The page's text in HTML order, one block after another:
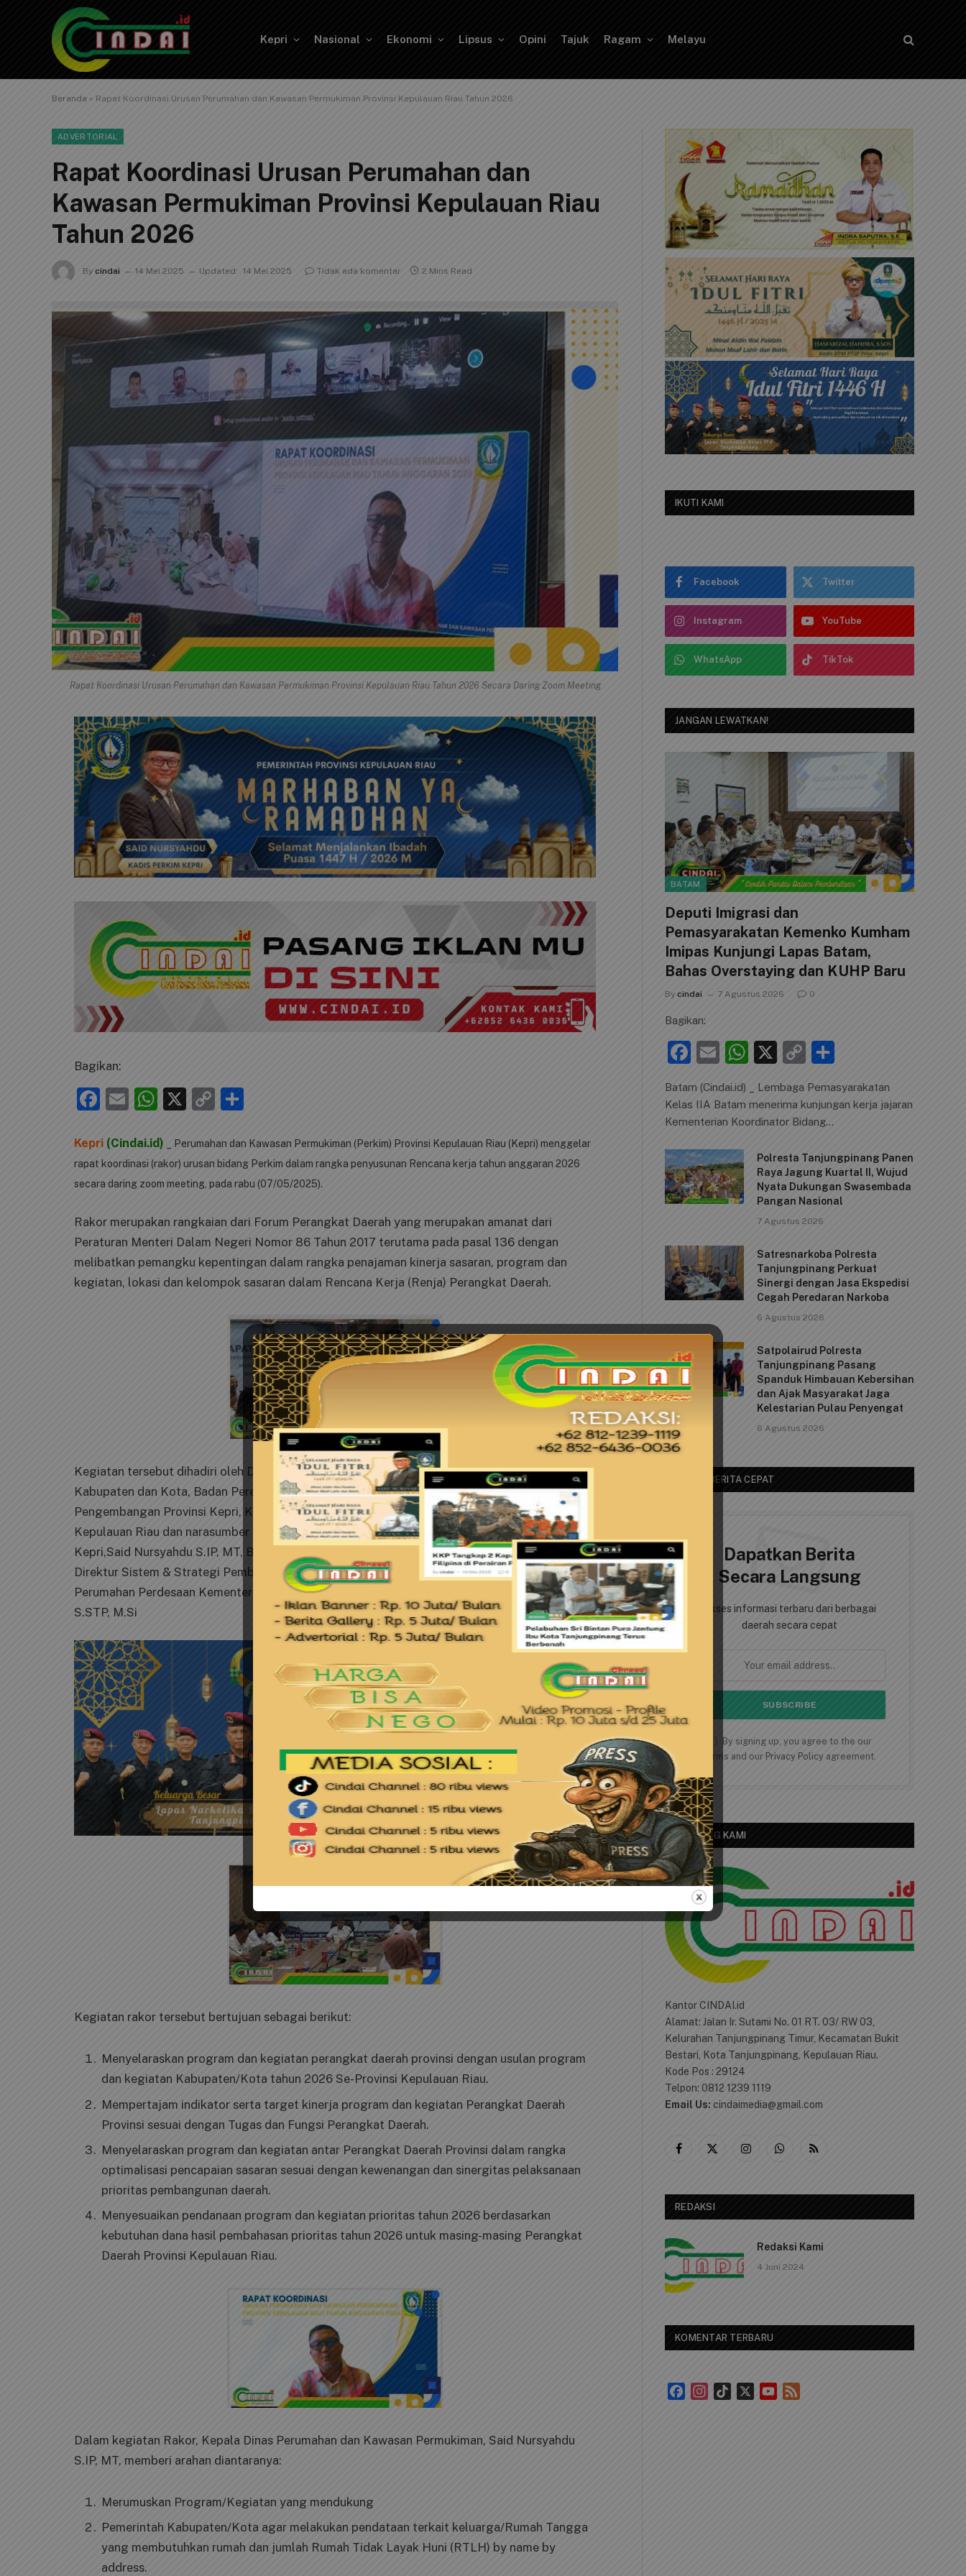
Kepri Nasional Ekonomi Lipsus Opini Tajuk Ragam Melayu
Beranda » Rapat Koordinasi Urusan Perumahan dan Kawasan Permukiman Provinsi Kepulauan Riau Tahun 2026
ADVERTORIAL
Rapat Koordinasi Urusan Perumahan dan
Kawasan Permukiman Provinsi Kepulauan Riau
Tahun 2026
By cindai 14 Mei 2025 Updated: 14 Mei 2025 Tidak ada komentar 2 Mins Read
Rapat Koordinasi Urusan Perumahan dan Kawasan Permukiman Provinsi Kepulauan Riau Tahun 2026 Secara Daring Zoom Meeting
Bagikan:
Facebook
EmailWhatsApp
X
Copy
Kepri (Cindai.id) _ Perumahan dan Kawasan Permukiman (Perkim) Provinsi Kepulauan Riau (Kepri) menggelar
rapat koordinasi (rakor) urusan bidang Perkim dalam rangka penyusunan Rencana kerja tahun anggaran 2026
secara daring zoom meeting, pada rabu (07/05/2025).
Rakor merupakan rangkaian dari Forum Perangkat Daerah yang merupakan amanat dari
Peraturan Menteri Dalam Negeri Nomor 86 Tahun 2017 terutama pada pasal 136 dengan
melibatkan pemangku kepentingan dalam rangka penajaman kinerja sasaran, program dan
kegiatan, lokasi dan kelompok sasaran dalam Rencana Kerja (Renja) Perangkat Daerah.
Kegiatan tersebut dihadiri oleh Dinas Perumahan dan Kawasan Permukiman Provinsi Kepri,
Kabupaten dan Kota, Badan Perencanaan Pembangunan Daerah, Penelitian dan
Pengembangan Provinsi Kepri, Kabupaten dan Kota, Badan Penanggulangan Bencana Provinsi
Kepulauan Riau dan narasumber Dinas Perumahan dan Kawasan Permukiman Provinsi
Kepri,Said Nursyahdu S.IP, MT, Bapelitbang Provinsi Kepulauan Riau, Udi Harbian, ST, MM,
Direktur Sistem & Strategi Pembangunan Perumahan Perdesaan Direktorat Jenderal
Perumahan Perdesaan Kementerian Perumahan & Kawasan Permukiman, Hari Rubiyanto,
S.STP, M.Si
Kegiatan rakor tersebut bertujuan sebagai berikut:
Menyelaraskan program dan kegiatan perangkat daerah provinsi dengan usulan program
dan kegiatan Kabupaten/Kota tahun 2026 Se-Provinsi Kepulauan Riau.
Mempertajam indikator serta target kinerja program dan kegiatan Perangkat Daerah
Provinsi sesuai dengan Tugas dan Fungsi Perangkat Daerah.
Menyelaraskan program dan kegiatan antar Perangkat Daerah Provinsi dalam rangka
optimalisasi pencapaian sasaran sesuai dengan kewenangan dan sinergitas pelaksanaan
prioritas pembangunan daerah.
Menyesuaikan pendanaan program dan kegiatan prioritas tahun 2026 berdasarkan
kebutuhan dana hasil pembahasan prioritas tahun 2026 untuk masing-masing Perangkat
Daerah Provinsi Kepulauan Riau.
Dalam kegiatan Rakor, Kepala Dinas Perumahan dan Kawasan Permukiman, Said Nursyahdu
S.IP, MT, memberi arahan diantaranya:
Merumuskan Program/Kegiatan yang mendukung
Pemerintah Kabupaten/Kota agar melakukan pendataan terkait keluarga/Rumah Tangga
yang membutuhkan rumah dan jumlah Rumah Tidak Layak Huni (RTLH) by name by
address.
IKUTI KAMI
Facebook Twitter
Instagram YouTube
WhatsApp TikTok
JANGAN LEWATKAN!
BATAM
Deputi Imigrasi dan
Pemasyarakatan Kemenko Kumham
Imipas Kunjungi Lapas Batam,
Bahas Overstaying dan KUHP Baru
By cindai 7 Agustus 2026 0
Bagikan:
F
c
e
b
o
o
k
E
ai
l
W
at
s
p
p
X
C
p
y
n
k
ar
Batam (Cindai.id) _ Lembaga Pemasyarakatan
Kelas IIA Batam menerima kunjungan kerja jajaran
Kementerian Koordinator Bidang…
Polresta Tanjungpinang Panen
Raya Jagung Kuartal II, Wujud
Nyata Dukungan Swasembada
Pangan Nasional
7 Agustus 2026
Satresnarkoba Polresta
Tanjungpinang Perkuat
Sinergi dengan Jasa Ekspedisi
Cegah Peredaran Narkoba
6 Agustus 2026
Satpolairud Polresta
Tanjungpinang Pasang
Spanduk Himbauan Kebersihan
dan Ajak Masyarakat Jaga
Kelestarian Pulau Penyengat
6 Agustus 2026
AKSES BERITA CEPAT
Dapatkan Berita
Secara Langsung
Akses informasi terbaru dari berbagai
daerah secara cepat
By signing up, you agree to the our
terms and our Privacy Policy agreement.
TENTANG KAMI
Kantor CINDAI.id
Alamat: Jalan Ir. Sutami No. 01 RT. 03/ RW 03,
Kelurahan Tanjungpinang Timur, Kecamatan Bukit
Bestari, Kota Tanjungpinang, Kepulauan Riau.
Kode Pos : 29124
Telpon: 0812 1239 1119
Email Us: cindaimedia@gmail.com
Facebook
X
InstagramWhatsApp
RSS
REDAKSI
Redaksi Kami
4 Juni 2024
KOMENTAR TERBARU
FacebookInstagram
TikTok
YouTube